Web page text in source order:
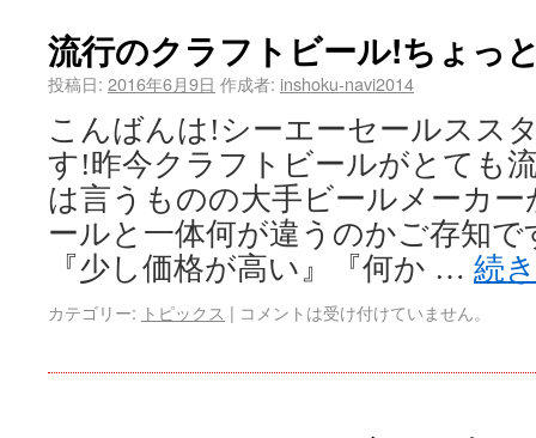
流行のクラフトビール!ちょっ
投稿日: 2016年6月9日 作成者: inshoku-navi2014
こんばんは!シーエーセールスス
す!昨今クラフトビールがとても
は言うものの大手ビールメーカ
ールと一体何が違うのかご存知で
『少し価格が高い』『何か … 続
カテゴリー: トピックス | コメントは受け付けていません。